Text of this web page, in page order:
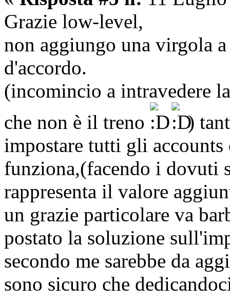
Grazie low-level,
non aggiungo una virgola
d'accordo.
(incomincio a intravedere
che non è il treno
)
impostare tutti gli accounts
funziona,(facendo i dovuti
rappresenta il valore
un grazie particolare va
postato la soluzione
secondo me sarebbe da
sono sicuro che